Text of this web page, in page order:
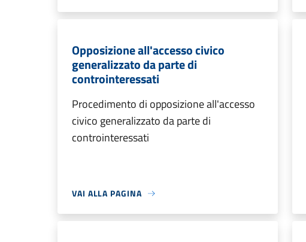
Opposizione all'accesso civico
generalizzato da parte di
controinteressati
Procedimento di opposizione all'accesso
civico generalizzato da parte di
controinteressati
VAI ALLA PAGINA